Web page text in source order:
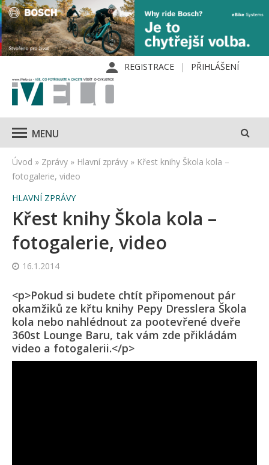
REGISTRACE PŘIHLÁŠENÍ
MENU
Úvod » Zprávy » Hlavní zprávy » Křest knihy Škola kola –
fotogalerie, video
HLAVNÍ ZPRÁVY
Křest knihy Škola kola –
fotogalerie, video
16.1.2014
<p>Pokud si budete chtít připomenout pár
okamžiků ze křtu knihy Pepy Dresslera Škola
kola nebo nahlédnout za pootevřené dveře
360st Lounge Baru, tak vám zde přikládám
video a fotogalerii.</p>